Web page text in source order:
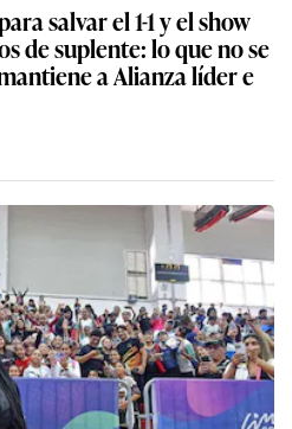
salvar el 1-1 y el show
de suplente: lo que no se
a Alianza líder e